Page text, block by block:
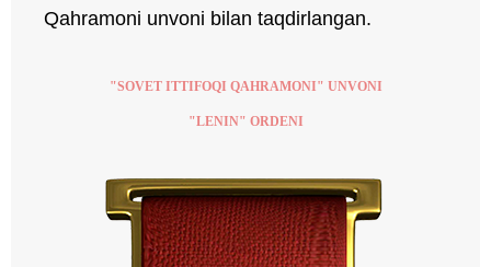
Qahramoni unvoni bilan taqdirlangan.
"SOVET ITTIFOQI QAHRAMONI" UNVONI
"LENIN" ORDENI